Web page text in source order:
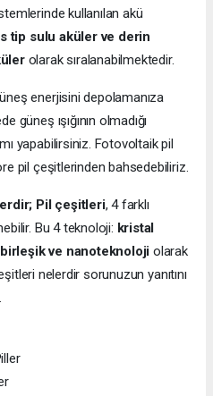
kullanılan akü
tip sulu aküler ve derin
olarak sıralanabilmektedir.
enerjisini depolamanıza
güneş ışığının olmadığı
yapabilirsiniz. Fotovoltaik pil
pil çeşitlerinden bahsedebiliriz.
Pil çeşitleri, 4 farklı
Bu 4 teknoloji: kristal
ve nanoteknoloji olarak
nelerdir sorunuzun yanıtını